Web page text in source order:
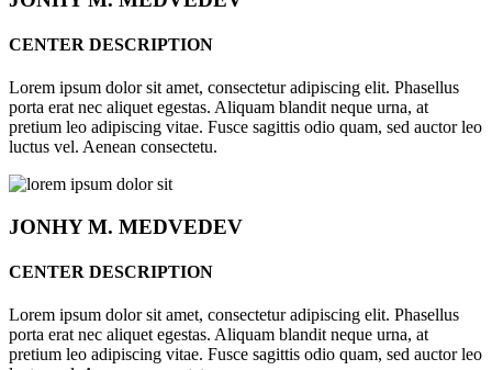
CENTER DESCRIPTION
Lorem ipsum dolor sit amet, consectetur adipiscing elit. Phasellus
porta erat nec aliquet egestas. Aliquam blandit neque urna, at
pretium leo adipiscing vitae. Fusce sagittis odio quam, sed auctor leo
luctus vel. Aenean consectetu.
JONHYM. MEDVEDEV
CENTER DESCRIPTION
Lorem ipsum dolor sit amet, consectetur adipiscing elit. Phasellus
porta erat nec aliquet egestas. Aliquam blandit neque urna, at
pretium leo adipiscing vitae. Fusce sagittis odio quam, sed auctor leo